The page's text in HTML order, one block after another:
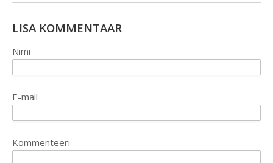
LISA KOMMENTAAR
Nimi
E-mail
Kommenteeri